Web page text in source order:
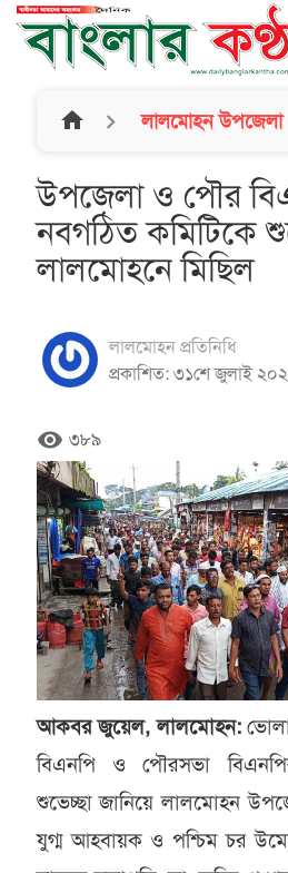
home লালমোহন উপজেলা
উপজেলা ও পৌর
নবগঠিত কমিটিকে
লালমোহনে মিছিল
লালমোহন প্রতিনিধি
প্রকাশিত: ৩১শে জুলাই
remove_red_eye ৩৮৯
আকবর জুয়েল, লালমোহন:
বিএনপি ও পৌরসভা
শুভেচ্ছা জানিয়ে লালমোহন
যুগ্ম আহবায়ক ও পশ্চিম চর